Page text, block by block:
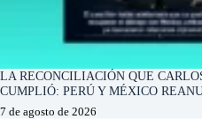
LA RECONCILIACIÓN QUE
CUMPLIÓ: PERÚ Y MÉXICO
7 de agosto de 2026